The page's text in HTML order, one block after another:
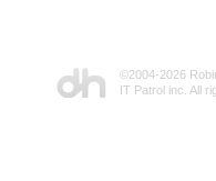
©2004-2026
IT Patrol inc. All